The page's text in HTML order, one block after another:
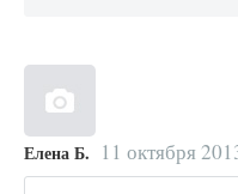
Елена Б. 11 октября